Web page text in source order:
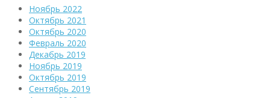
Ноябрь 2022
Октябрь 2021
Октябрь 2020
Февраль 2020
Декабрь 2019
Ноябрь 2019
Октябрь 2019
Сентябрь 2019